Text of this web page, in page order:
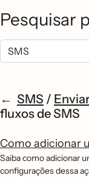
Pesquisar
SMS /
fluxos de SMS
Como adicionar
Saiba como adicionar
configurações dessa